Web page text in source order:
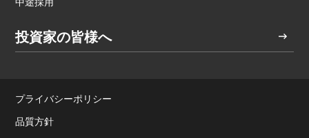
中途採用
投資家の皆様へ
プライバシーポリシー
品質方針